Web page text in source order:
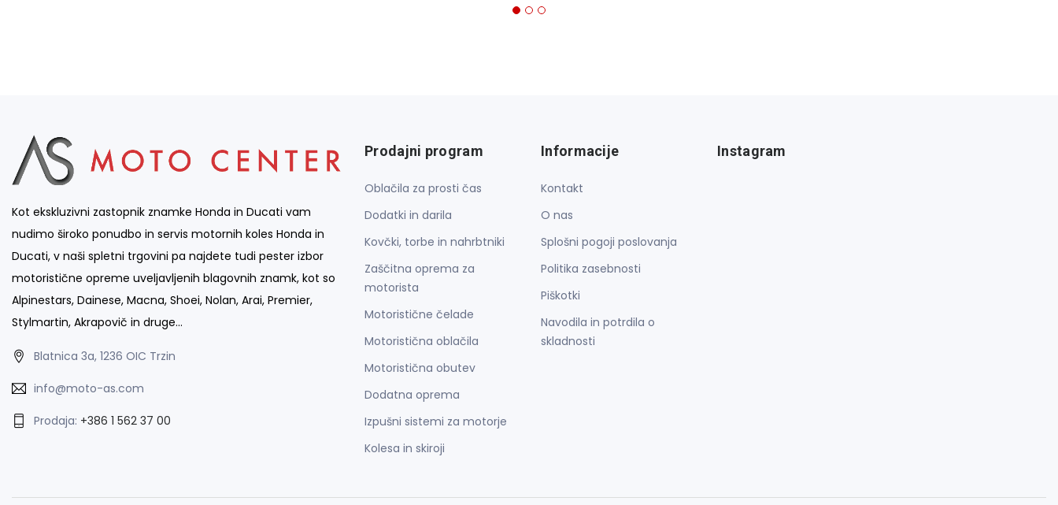
Kot ekskluzivni zastopnik znamke Honda in Ducati vam
nudimo široko ponudbo in servis motornih koles Honda in
Ducati, v naši spletni trgovini pa najdete tudi pester izbor
motoristične opreme uveljavljenih blagovnih znamk, kot so
Alpinestars, Dainese, Macna, Shoei, Nolan, Arai, Premier,
Stylmartin, Akrapovič in druge…
Blatnica 3a, 1236 OIC Trzin
info@moto-as.com
Prodaja: +386 1 562 37 00
Prodajni program
Oblačila za prosti čas
Dodatki in darila
Kovčki, torbe in nahrbtniki
Zaščitna oprema za
motorista
Motoristične čelade
Motoristična oblačila
Motoristična obutev
Dodatna oprema
Izpušni sistemi za motorje
Kolesa in skiroji
Informacije
Kontakt
O nas
Splošni pogoji poslovanja
Politika zasebnosti
Piškotki
Navodila in potrdila o
skladnosti
Instagram